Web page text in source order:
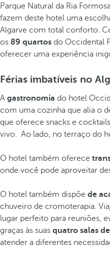
Parque Natural da Ria
fazem deste hotel uma
Algarve com total conforto.
os 89 quartos do Occidental
oferecer uma experiência
Férias imbatíveis no
A gastronomia do hotel
com uma cozinha que alia o
que oferece snacks e
vivo. Ao lado, no terraço do
O hotel também oferece
onde você pode aproveitar
O hotel também dispõe de
chuveiro de cromoterapia.
lugar perfeito para reuniões,
graças às suas quatro salas
atender a diferentes